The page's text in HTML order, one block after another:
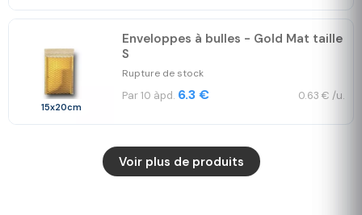
15x20cm
Enveloppes à bulles - Gold Mat taille
S
Rupture de stock
Par 10 àpd. 6.3 € 0.63 € /u.
Voir plus de produits